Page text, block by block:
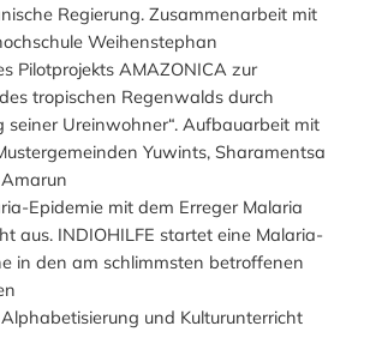
Regierung. Zusammenarbeit mit
Weihenstephan
Pilotprojekts AMAZONICA zur
tropischen Regenwalds durch
seiner Ureinwohner“. Aufbauarbeit mit
Yuwints, Sharamentsa
Epidemie mit dem Erreger Malaria
aus. INDIOHILFE startet eine Malaria-
in den am schlimmsten betroffenen
Alphabetisierung und Kulturunterricht